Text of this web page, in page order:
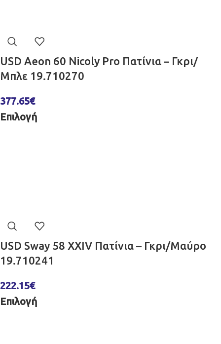
USD Aeon 60 Nicoly Pro Πατίνια – Γκρι/
Μπλε 19.710270
377.65€
Επιλογή
USD Sway 58 XXIV Πατίνια – Γκρι/Μαύρο
19.710241
222.15€
Επιλογή